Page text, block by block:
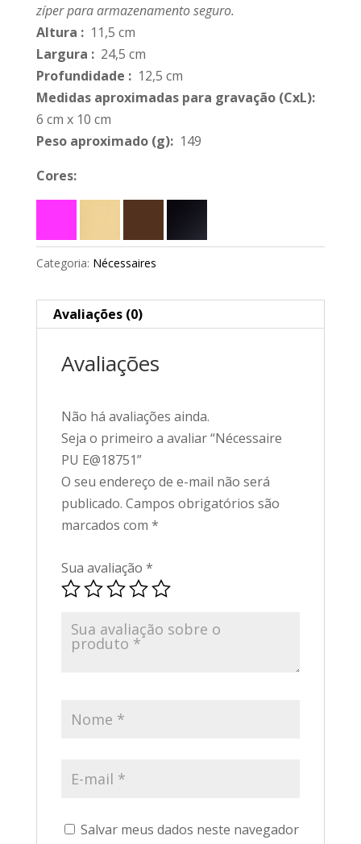
zíper para armazenamento seguro.
Altura :11,5 cm
Largura :24,5 cm
Profundidade : 12,5 cm
Medidas aproximadas para gravação(CxL):
6 cm x 10 cm
Peso aproximado(g): 149
Cores:
Categoria: Nécessaires
Avaliações (0)
Avaliações
Não há avaliações ainda.
Seja o primeiro a avaliar “Nécessaire
PU E@18751”
O seu endereço de e-mail não será
publicado. Campos obrigatórios são
marcados com *
Sua avaliação *
Salvar meus dados neste navegador